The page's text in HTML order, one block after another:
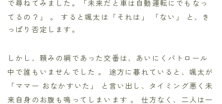
で尋ねてみました。「未来だと車は自動運転にでもなっ
てるの？」 。 すると颯太は「それは」 「ない」
と、き
っぱり否定します。
しかし、頼みの綱であった交番は、あいにくパトロール
中で誰もいませんでした 。 途方に暮れていると、颯太が
「ママー おなかすいた」
と言い出し、タイミング悪く未
来自身のお腹も鳴ってしまいます 。 仕方なく、二人は一